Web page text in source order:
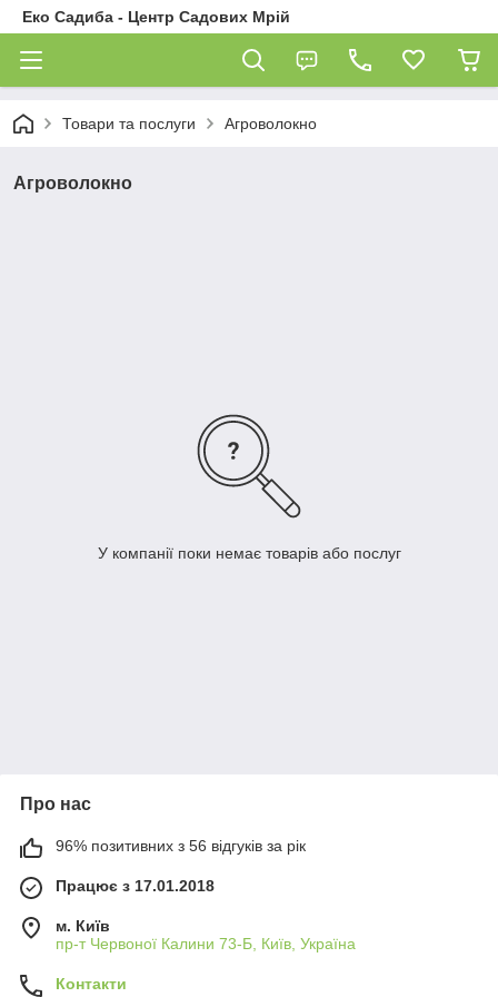
Еко Садиба - Центр Садових Мрій
Товари та послуги Агроволокно
Агроволокно
У компанії поки немає товарів або послуг
Про нас
96% позитивних з 56 відгуків за рік
Працює з 17.01.2018
м. Київ
пр-т Червоної Калини 73-Б, Київ, Україна
Контакти